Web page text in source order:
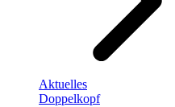
Aktuelles
Doppelkopf